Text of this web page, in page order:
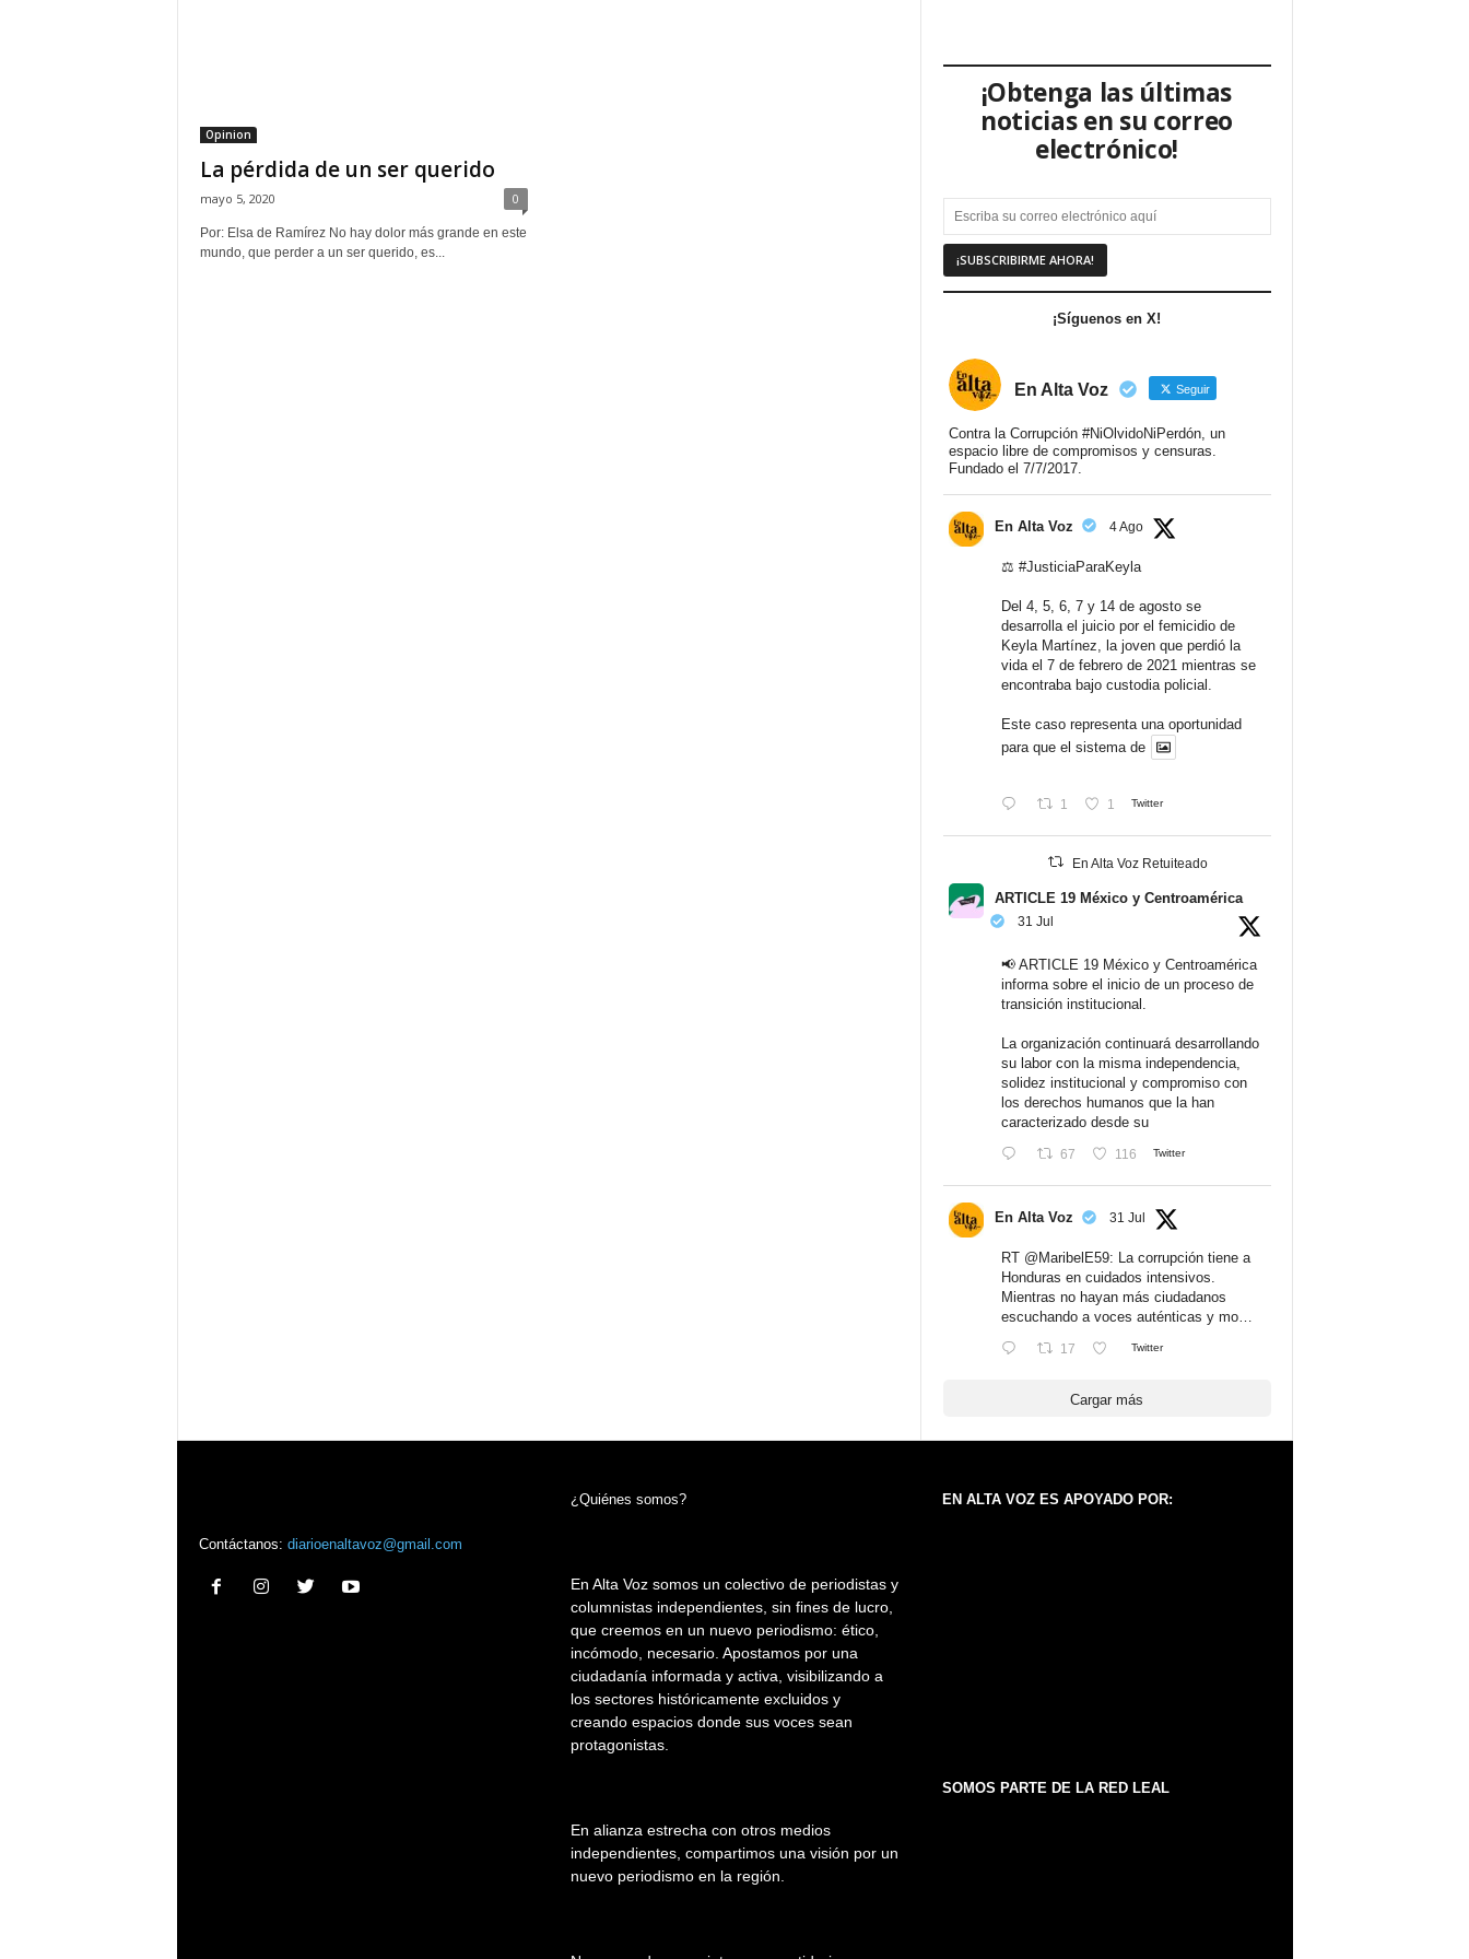
Opinion
La pérdida de un ser querido
mayo 5, 2020 0
Por: Elsa de Ramírez No hay dolor más grande en este
mundo, que perder a un ser querido, es...
¡Obtenga las últimas
noticias en su correo
electrónico!
¡Síguenos en X!
En Alta Voz Seguir
Contra la Corrupción #NiOlvidoNiPerdón, un
espacio libre de compromisos y censuras.
Fundado el 7/7/2017.
En Alta Voz 4 Ago
⚖️ #JusticiaParaKeyla
Del 4, 5, 6, 7 y 14 de agosto se
desarrolla el juicio por el femicidio de
Keyla Martínez, la joven que perdió la
vida el 7 de febrero de 2021 mientras se
encontraba bajo custodia policial.
Este caso representa una oportunidad
para que el sistema de
1 1 Twitter
En Alta Voz Retuiteado
ARTICLE 19 México y Centroamérica
31 Jul
📢 ARTICLE 19 México y Centroamérica
informa sobre el inicio de un proceso de
transición institucional.
La organización continuará desarrollando
su labor con la misma independencia,
solidez institucional y compromiso con
los derechos humanos que la han
caracterizado desde su
67 116 Twitter
En Alta Voz 31 Jul
RT @MaribelE59: La corrupción tiene a
Honduras en cuidados intensivos.
Mientras no hayan más ciudadanos
escuchando a voces auténticas y mo…
17 Twitter
Cargar más
Contáctanos: diarioenaltavoz@gmail.com
¿Quiénes somos?
En Alta Voz somos un colectivo de periodistas y
columnistas independientes, sin fines de lucro,
que creemos en un nuevo periodismo: ético,
incómodo, necesario. Apostamos por una
ciudadanía informada y activa, visibilizando a
los sectores históricamente excluidos y
creando espacios donde sus voces sean
protagonistas.
En alianza estrecha con otros medios
independientes, compartimos una visión por un
nuevo periodismo en la región.
EN ALTA VOZ ES APOYADO POR:
SOMOS PARTE DE LA RED LEAL